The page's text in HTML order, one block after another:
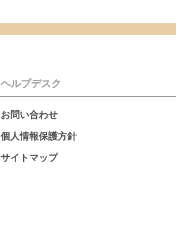
ヘルプデスク
お問い合わせ
個人情報保護方針
サイトマップ